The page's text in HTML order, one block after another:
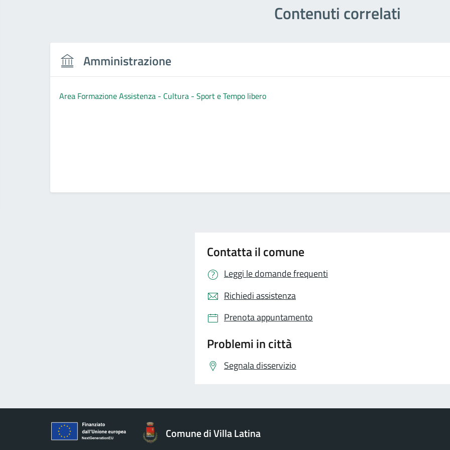
Contenuti correlati
Amministrazione
Area Formazione Assistenza - Cultura - Sport e Tempo libero
Contatta il comune
Leggi le domande frequenti
Richiedi assistenza
Prenota appuntamento
Problemi in città
Segnala disservizio
Comune di Villa Latina